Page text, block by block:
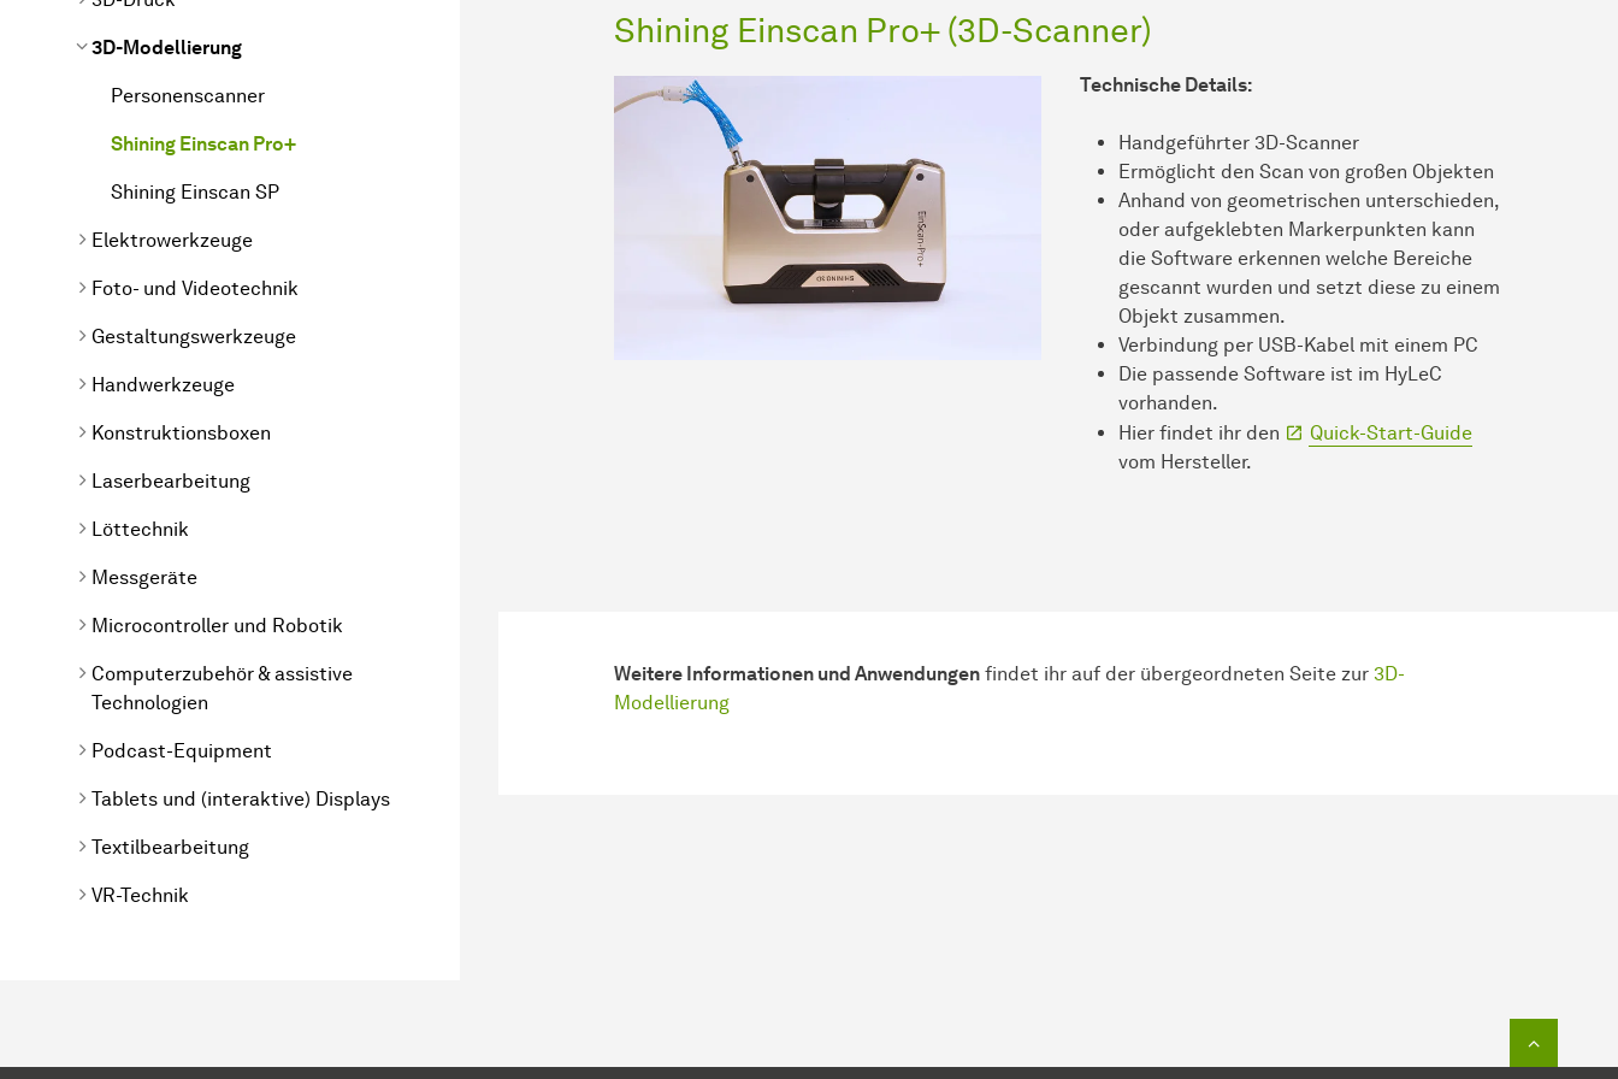
3D-Modellierung
Personenscanner
Shining Einscan Pro+
Shining Einscan SP
Elektrowerkzeuge
Foto- und Videotechnik
Gestaltungswerkzeuge
Handwerkzeuge
Konstruktionsboxen
Laserbearbeitung
Löttechnik
Messgeräte
Microcontroller und Robotik
Computerzubehör & assistive
Technologien
Podcast-Equipment
Tablets und (interaktive) Displays
Textilbearbeitung
VR-Technik
Shining Einscan Pro+ (3D-Scanner)
Technische Details:
Handgeführter 3D-Scanner
Ermöglicht den Scan von großen Objekten
Anhand von geometrischen unterschieden,
oder aufgeklebten Markerpunkten kann
die Software erkennen welche Bereiche
gescannt wurden und setzt diese zu einem
Objekt zusammen.
Verbindung per USB-Kabel mit einem PC
Die passende Software ist im HyLeC
vorhanden.
Hier findet ihr den
Quick-Start-Guide
vom Hersteller.
Weitere Informationen und Anwendungen findet ihr auf der übergeordneten Seite zur 3D-
Modellierung